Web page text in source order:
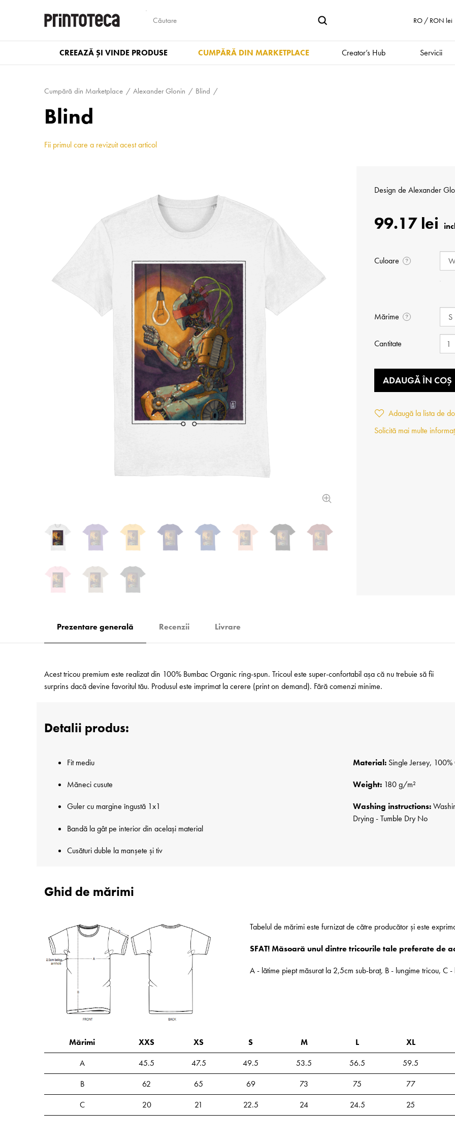
RO / RON lei
CREEAZĂ ȘI VINDE PRODUSE CUMPĂRĂ DIN MARKETPLACE Creator’s Hub Servicii
Cumpără din Marketplace Alexander Glonin Blind
Blind
Fii primul care a revizuit acest articol
Design de Alexander
99.17 lei
Culoare ?
Mărime ?
Cantitate
ADAUGĂ ÎN COȘ
Adaugă la lista de
Solicită mai multe
Prezentare generală Recenzii Livrare
Acest tricou premium este realizat din 100% Bumbac Organic ring-spun. Tricoul este super-confortabil așa că nu trebuie să fii
surprins dacă devine favoritul tău. Produsul este imprimat la cerere (print on demand). Fără comenzi minime.
Detalii produs:
Fit mediu
Măneci cusute
Guler cu margine îngustă 1x1
Bandă la gât pe interior din același material
Cusături duble la manșete și tiv
Material:Single Jersey, 100%
Weight:180 g/m²
Washing instructions:
Drying - Tumble Dry No
Ghid de mărimi
Tabelul de mărimi este furnizat de către producător și este
SFAT! Măsoară unul dintre tricourile tale preferate de
A - lătime piept măsurat la 2,5cm sub-braț, B - lungime tricou, C
Mărimi XXS XS S M L XL
A
45.5 47.5 49.5 53.5 56.5 59.5
B
62 65 69 73 75 77
C
20 21 22.5 24 24.5 25